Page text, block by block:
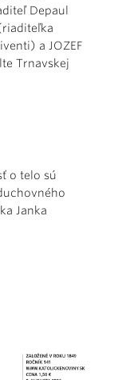
Depaul
a JOZEF
Trnavskej
o telo sú
Janka